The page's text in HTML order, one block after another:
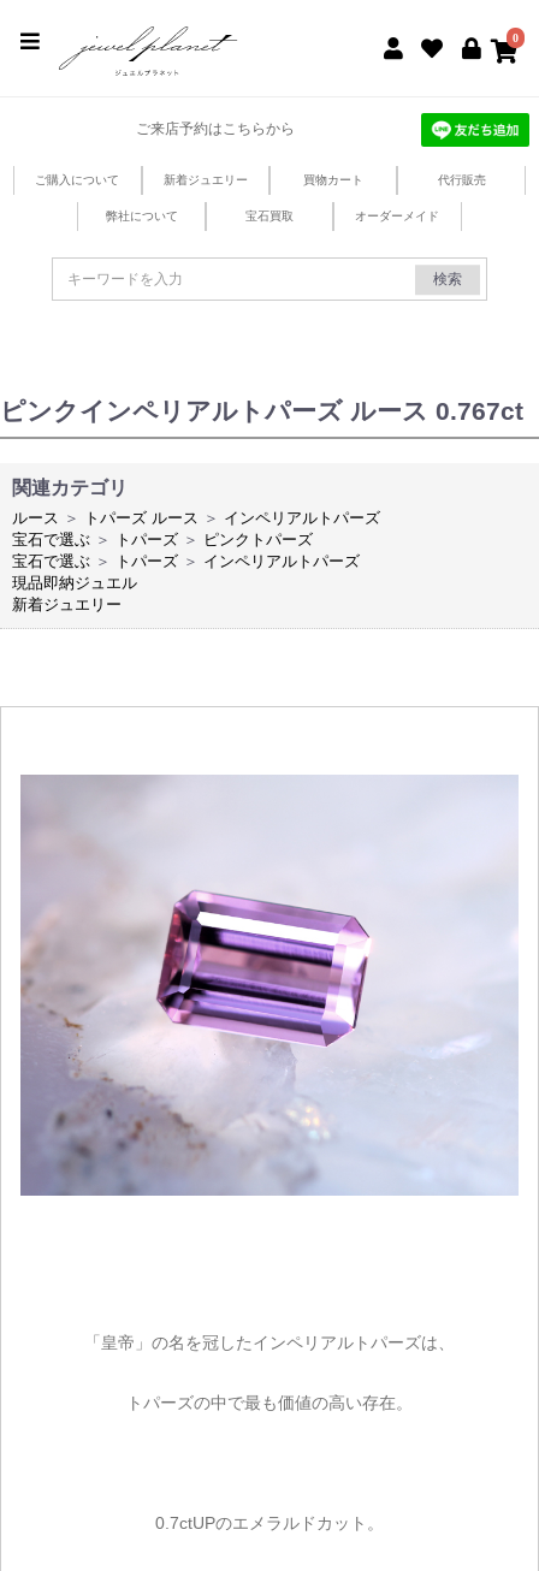
0
ご来店予約はこちらから
ご購入について 新着ジュエリー 買物カート 代行販売
弊社について 宝石買取 オーダーメイド
検索
ピンクインペリアルトパーズ ルース 0.767ct
関連カテゴリ
ルース ＞ トパーズ ルース ＞ インペリアルトパーズ
宝石で選ぶ ＞ トパーズ ＞ ピンクトパーズ
宝石で選ぶ ＞ トパーズ ＞ インペリアルトパーズ
現品即納ジュエル
新着ジュエリー
「皇帝」の名を冠したインペリアルトパーズは、
トパーズの中で最も価値の高い存在。
0.7ctUPのエメラルドカット。